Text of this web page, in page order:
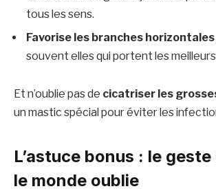
tous les sens.
Favorise les branches horizontales
souvent elles qui portent les
Et n’oublie pas de cicatriser les
un mastic spécial pour éviter les
L’astuce bonus : le
le monde oublie